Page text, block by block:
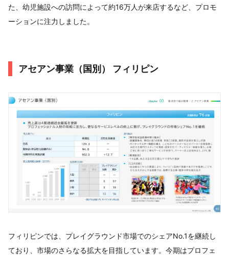
た、幼児施設への訪問によって約16万人が来店するなど、プロモ
ーションに注力しました。
アセアン事業（国別） フィリピン
フィリピンでは、プレイグラウンド市場でのシェアNo.1を継続し
ており、市場のさらなる拡大を目指しています。今期はプロフェ